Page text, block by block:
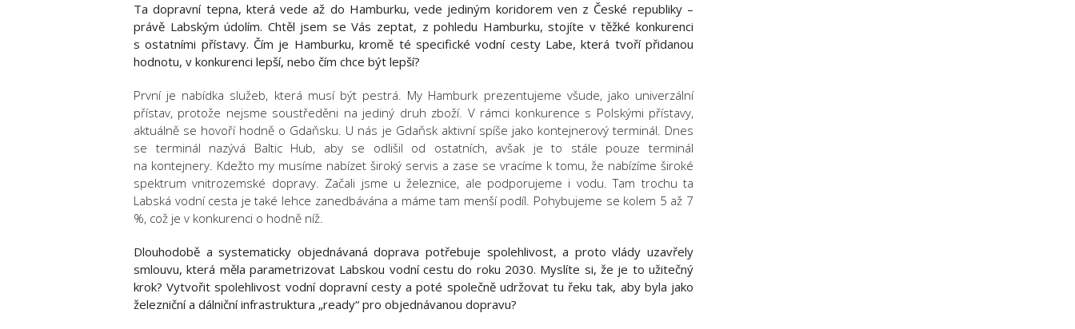
Ta dopravní tepna, která vede až do Hamburku, vede jediným koridorem ven z České republiky –
právě Labským údolím. Chtěl jsem se Vás zeptat, z pohledu Hamburku, stojíte v těžké konkurenci
s ostatními přístavy. Čím je Hamburku, kromě té specifické vodní cesty Labe, která tvoří přidanou
hodnotu, v konkurenci lepší, nebo čím chce být lepší?
První je nabídka služeb, která musí být pestrá. My Hamburk prezentujeme všude, jako univerzální
přístav, protože nejsme soustředěni na jediný druh zboží. V rámci konkurence s Polskými přístavy,
aktuálně se hovoří hodně o Gdaňsku. U nás je Gdaňsk aktivní spíše jako kontejnerový terminál. Dnes
se terminál nazývá Baltic Hub, aby se odlišil od ostatních, avšak je to stále pouze terminál
na kontejnery. Kdežto my musíme nabízet široký servis a zase se vracíme k tomu, že nabízíme široké
spektrum vnitrozemské dopravy. Začali jsme u železnice, ale podporujeme i vodu. Tam trochu ta
Labská vodní cesta je také lehce zanedbávána a máme tam menší podíl. Pohybujeme se kolem 5 až 7
%, což je v konkurenci o hodně níž.
Dlouhodobě a systematicky objednávaná doprava potřebuje spolehlivost, a proto vlády uzavřely
smlouvu, která měla parametrizovat Labskou vodní cestu do roku 2030. Myslíte si, že je to užitečný
krok? Vytvořit spolehlivost vodní dopravní cesty a poté společně udržovat tu řeku tak, aby byla jako
železniční a dálniční infrastruktura „ready“ pro objednávanou dopravu?